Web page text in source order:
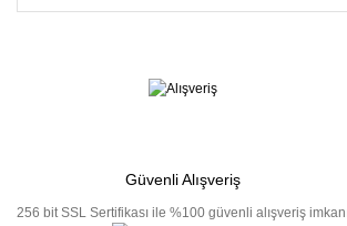
Güvenli Alışveriş
256 bit SSL Sertifikası ile %100 güvenli alışveriş